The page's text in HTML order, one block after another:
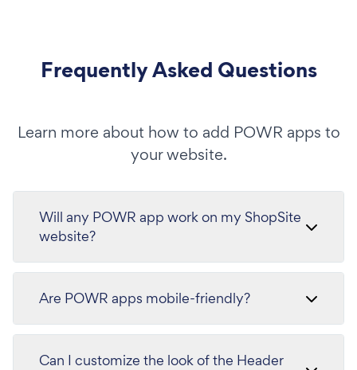
Frequently Asked Questions
Learn more about how to add POWR apps to
your website.
Will any POWR app work on my ShopSite
website?
Are POWR apps mobile-friendly?
Can I customize the look of the Header